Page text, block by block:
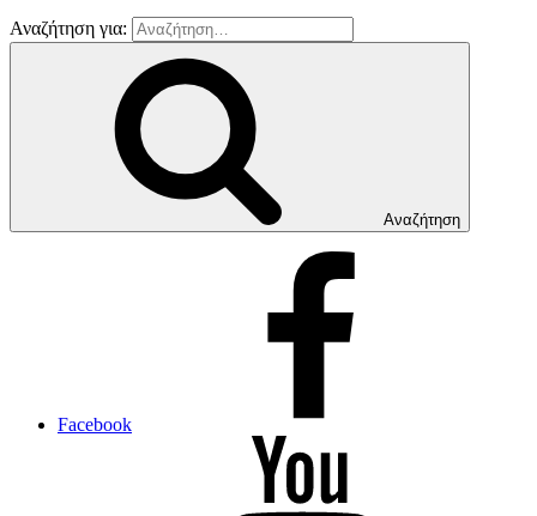
Αναζήτηση για:
Αναζήτηση
Facebook